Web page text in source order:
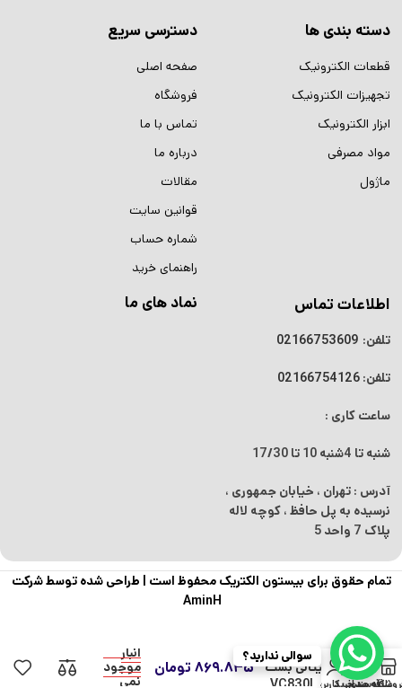
دسته بندی ها
قطعات الکترونیک
تجهیزات الکترونیک
ابزار الکترونیک
مواد مصرفی
ماژول
دسترسی سریع
صفحه اصلی
فروشگاه
تماس با ما
درباره ما
مقالات
قوانین سایت
شماره حساب
راهنمای خرید
اطلاعات تماس
تلفن: 02166753609
تلفن: 02166754126
ساعت کاری :
شنبه تا 4شنبه 10 تا 17/30
آدرس : تهران ، خیابان جمهوری ،
نرسیده به پل حافظ ، کوچه لاله
پلاک 7 واحد 5
نماد های ما
تمام حقوق برای بیستون الکتریک محفوظ است | طراحی شده توسط شرکت
AminH
مولتی متر
دیجیتالی بست
مدل VC830L
۸۶۹.۸۴۵ تومان
انبار
موجود
نمی
سوالی ندارید؟
علاقه مندی
0
سبد خرید
حساب کاربری من